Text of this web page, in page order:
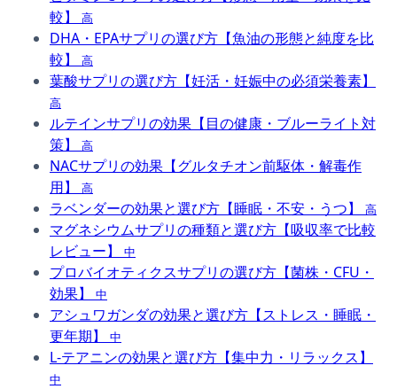
較】
高
DHA・EPAサプリの選び方【魚油の形態と純度を比
較】
高
葉酸サプリの選び方【妊活・妊娠中の必須栄養素】
高
ルテインサプリの効果【目の健康・ブルーライト対
策】
高
NACサプリの効果【グルタチオン前駆体・解毒作
用】
高
ラベンダーの効果と選び方【睡眠・不安・うつ】 高
マグネシウムサプリの種類と選び方【吸収率で比較
レビュー】
中
プロバイオティクスサプリの選び方【菌株・CFU・
効果】
中
アシュワガンダの効果と選び方【ストレス・睡眠・
更年期】
中
L-テアニンの効果と選び方【集中力・リラックス】
中